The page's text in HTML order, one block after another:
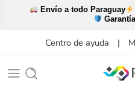
Envío a todo Paraguay
Centro de ayuda |